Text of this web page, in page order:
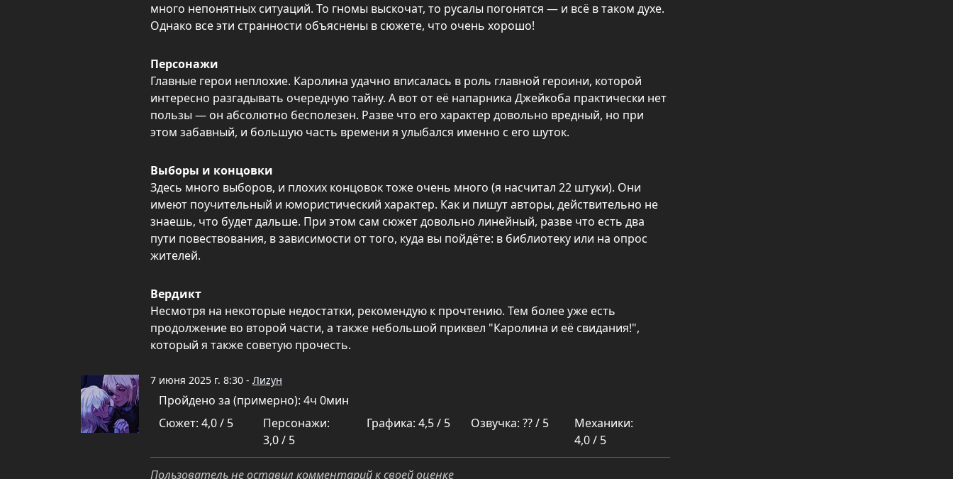
много непонятных ситуаций. То гномы выскочат, то русалы погонятся — и всё в таком духе.
Однако все эти странности объяснены в сюжете, что очень хорошо!
Персонажи
Главные герои неплохие. Каролина удачно вписалась в роль главной героини, которой
интересно разгадывать очередную тайну. А вот от её напарника Джейкоба практически нет
пользы — он абсолютно бесполезен. Разве что его характер довольно вредный, но при
этом забавный, и большую часть времени я улыбался именно с его шуток.
Выборы и концовки
Здесь много выборов, и плохих концовок тоже очень много (я насчитал 22 штуки). Они
имеют поучительный и юмористический характер. Как и пишут авторы, действительно не
знаешь, что будет дальше. При этом сам сюжет довольно линейный, разве что есть два
пути повествования, в зависимости от того, куда вы пойдёте: в библиотеку или на опрос
жителей.
Вердикт
Несмотря на некоторые недостатки, рекомендую к прочтению. Тем более уже есть
продолжение во второй части, а также небольшой приквел "Каролина и её свидания!",
который я также советую прочесть.
7 июня 2025 г. 8:30 - Лиzун
Пройдено за (примерно): 4ч 0мин
Сюжет: 4,0 / 5
Персонажи:
3,0 / 5
Графика: 4,5 / 5 Озвучка: ?? / 5
Механики:
4,0 / 5
Пользователь не оставил комментарий к своей оценке